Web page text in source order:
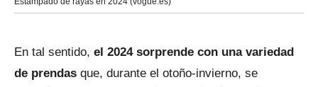
En tal sentido, el 2024 sorprende con una variedad
de prendas que, durante el otoño-invierno, se